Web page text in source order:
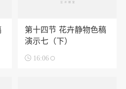
第十四节 花卉静物色稿
演示七（下）
 16:06